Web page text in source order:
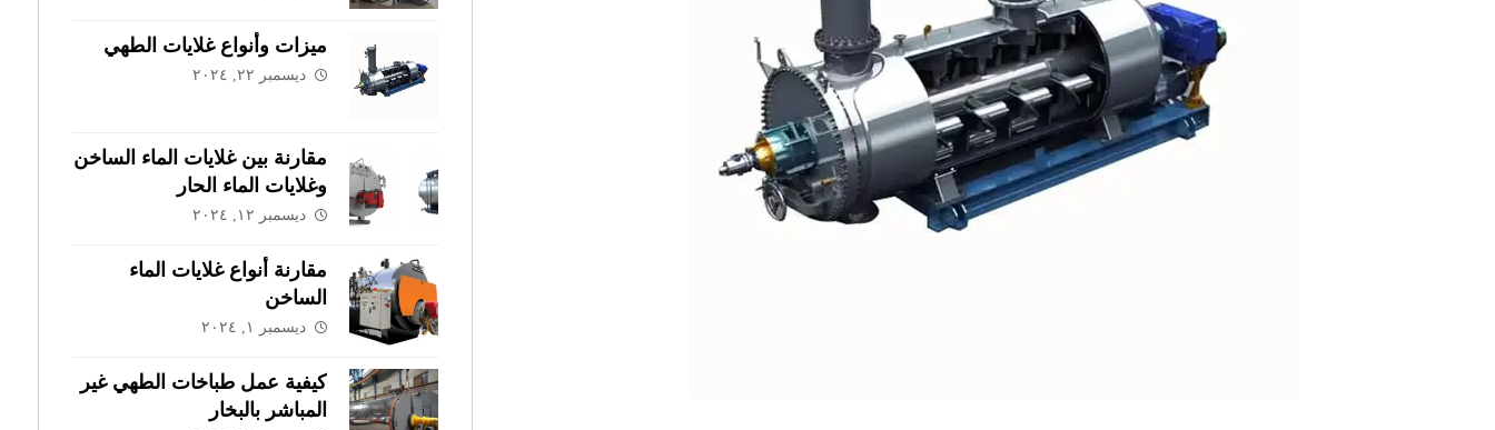
ميزات وأنواع غلايات الطهي
ديسمبر ٢٢, ٢٠٢٤
مقارنة بين غلايات الماء الساخن
وغلايات الماء الحار
ديسمبر ١٢, ٢٠٢٤
مقارنة أنواع غلايات الماء
الساخن
ديسمبر ١, ٢٠٢٤
كيفية عمل طباخات الطهي غير
المباشر بالبخار